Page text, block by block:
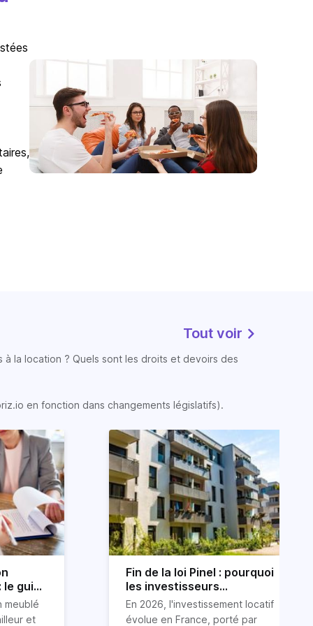
Tout voir
la location ? Quels sont les droits et devoirs des
en fonction dans changements législatifs).
guide
meublé
et
Fin de la loi Pinel : pourquoi
les investisseurs
immobiliers se tournent
vers le LLI en 2026
En 2026, l'investissement locatif
évolue en France, porté par